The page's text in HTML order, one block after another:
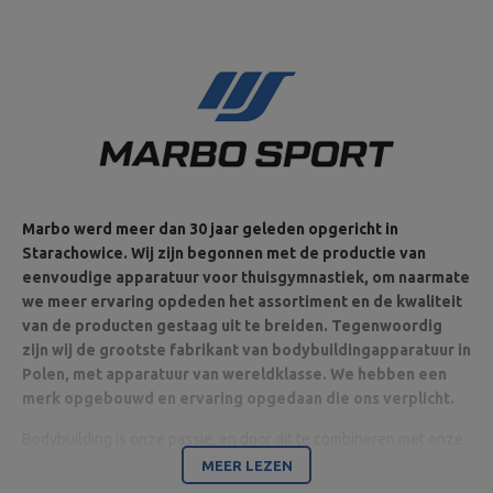
Marbo werd meer dan 30 jaar geleden opgericht in
Starachowice. Wij zijn begonnen met de productie van
eenvoudige apparatuur voor thuisgymnastiek, om naarmate
we meer ervaring opdeden het assortiment en de kwaliteit
van de producten gestaag uit te breiden. Tegenwoordig
zijn wij de grootste fabrikant van bodybuildingapparatuur in
Polen, met apparatuur van wereldklasse. We hebben een
merk opgebouwd en ervaring opgedaan die ons verplicht.
ultramoderne machines zijn wij in staat apparatuur van de
hoogste kwaliteit te leveren, gemaakt met aandacht voor detail
MEER LEZEN